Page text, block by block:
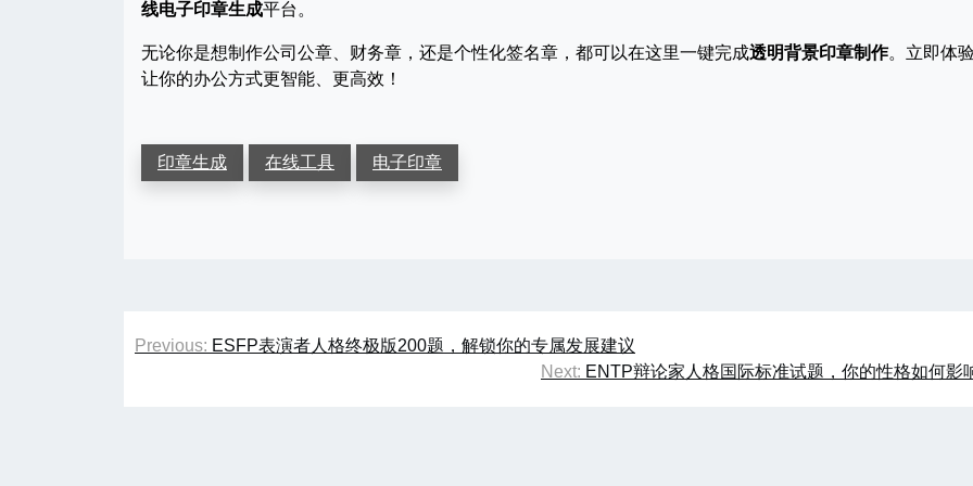
线电子印章生成平台。
无论你是想制作公司公章、财务章，还是个性化签名章，都可以在这里一键完成透明背景印章制作。立即体验
让你的办公方式更智能、更高效！
印章生成 在线工具 电子印章
文
Previous: ESFP表演者人格终极版200题，解锁你的专属发展建议
Next: ENTP辩论家人格国际标准试题，你的性格如何影